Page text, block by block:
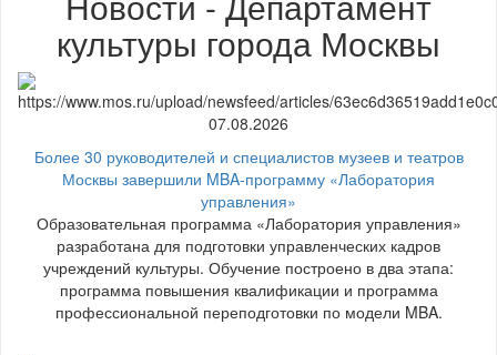
культуры города Москвы
07.08.2026
Более 30 руководителей и специалистов музеев и театров
Москвы завершили MBA-программу «Лаборатория
управления»
Образовательная программа «Лаборатория управления»
разработана для подготовки управленческих кадров
учреждений культуры. Обучение построено в два этапа:
программа повышения квалификации и программа
профессиональной переподготовки по модели MBA.